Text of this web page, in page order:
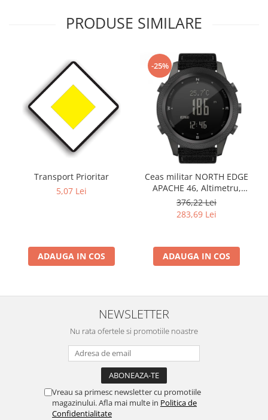
PRODUSE SIMILARE
Transport Prioritar
5,07 Lei
ADAUGA IN COS
-25%
Ceas militar NORTH EDGE
APACHE 46, Altimetru,
Barometru, Cronometru,
Termometru, Pedometru,
376,22 Lei
283,69 Lei
ADAUGA IN COS
NEWSLETTER
Nu rata ofertele si promotiile noastre
Vreau sa primesc newsletter cu promotiile
magazinului. Afla mai multe in Politica de
Confidentialitate